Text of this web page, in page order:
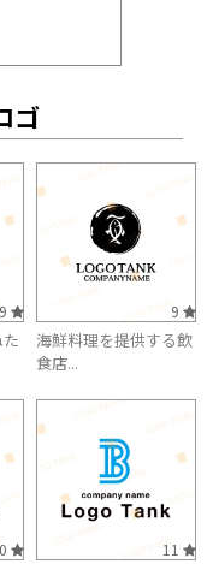
ゴ
9
海鮮料理を提供する飲
食店...
11